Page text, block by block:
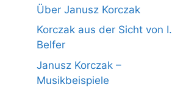
Über Janusz Korczak
Korczak aus der Sicht von I.
Belfer
Janusz Korczak –
Musikbeispiele